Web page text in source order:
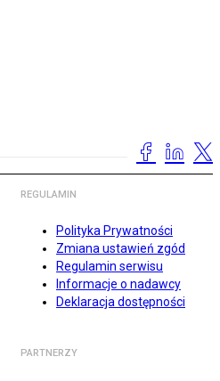
REGULAMIN
Polityka Prywatności
Zmiana ustawień zgód
Regulamin serwisu
Informacje o nadawcy
Deklaracja dostępności
PARTNERZY